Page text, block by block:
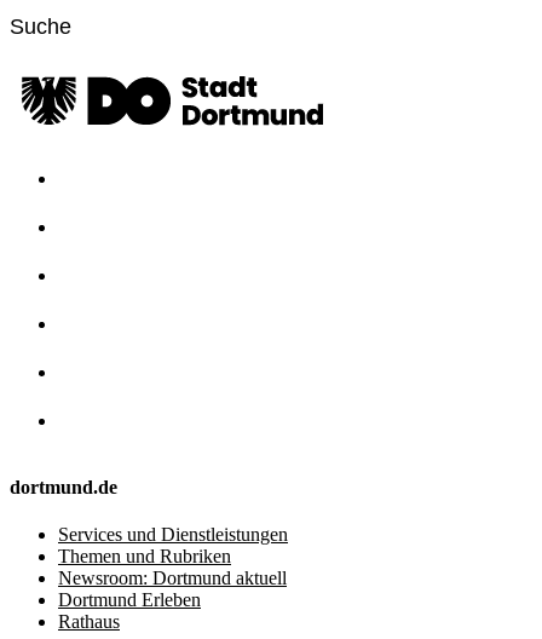
dortmund.de
Services und Dienstleistungen
Themen und Rubriken
Newsroom: Dortmund aktuell
Dortmund Erleben
Rathaus